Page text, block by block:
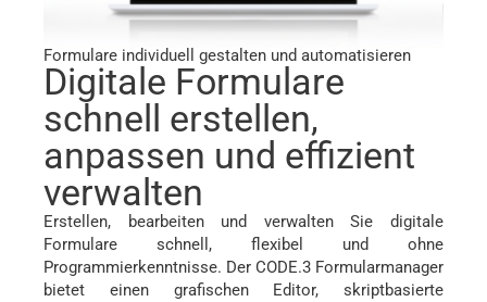
Formulare individuell gestalten und automatisieren
Digitale Formulare
schnell erstellen,
anpassen und effizient
verwalten
Erstellen, bearbeiten und verwalten Sie digitale
Formulare schnell, flexibel und ohne
Programmierkenntnisse. Der CODE.3 Formularmanager
bietet einen grafischen Editor, skriptbasierte